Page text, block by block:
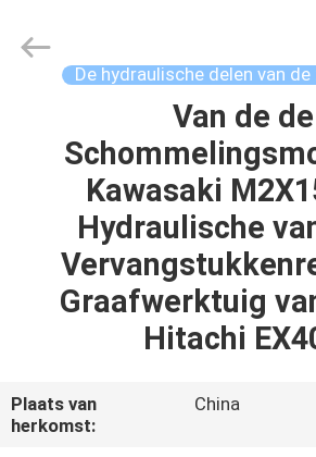
PRODUCTEN
ONGEVEER
ONS
FABRIEKSREIS
KWALITEITSCONTROLE
Fluid
Power
De hydraulische delen van
Van de de
Kawasaki
Hydraulische
Graafwerktuig
Hitachi
Plaats van
herkomst:
China